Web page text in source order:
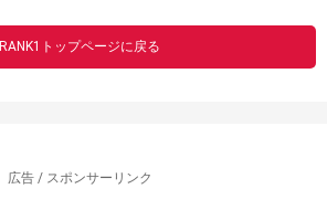
RANK1トップページに戻る
広告 / スポンサーリンク